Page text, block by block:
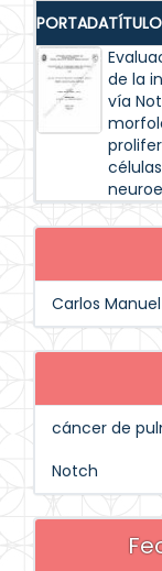
PORTADATÍTULO
de la
vía
Carlos
cáncer de
Notch